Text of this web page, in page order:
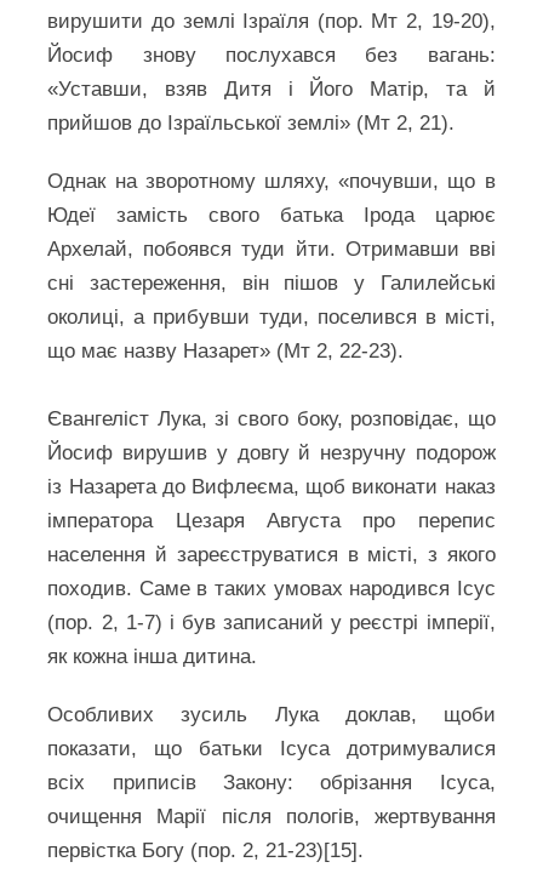
вирушити до землі Ізраїля (пор. Мт 2, 19-20),
Йосиф знову послухався без вагань:
«Уставши, взяв Дитя і Його Матір, та й
прийшов до Ізраїльської землі» (Мт 2, 21).
Однак на зворотному шляху, «почувши, що в
Юдеї замість свого батька Ірода царює
Архелай, побоявся туди йти. Отримавши вві
сні застереження, він пішов у Галилейські
околиці, а прибувши туди, поселився в місті,
що має назву Назарет» (Мт 2, 22-23).
Євангеліст Лука, зі свого боку, розповідає, що
Йосиф вирушив у довгу й незручну подорож
із Назарета до Вифлеєма, щоб виконати наказ
імператора Цезаря Августа про перепис
населення й зареєструватися в місті, з якого
походив. Саме в таких умовах народився Ісус
(пор. 2, 1-7) і був записаний у реєстрі імперії,
як кожна інша дитина.
Особливих зусиль Лука доклав, щоби
показати, що батьки Ісуса дотримувалися
всіх приписів Закону: обрізання Ісуса,
очищення Марії після пологів, жертвування
первістка Богу (пор. 2, 21-23)[15].